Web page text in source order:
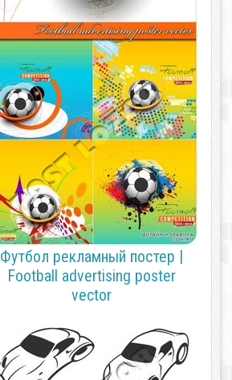
Футбол рекламный постер |
Football advertising poster
vector